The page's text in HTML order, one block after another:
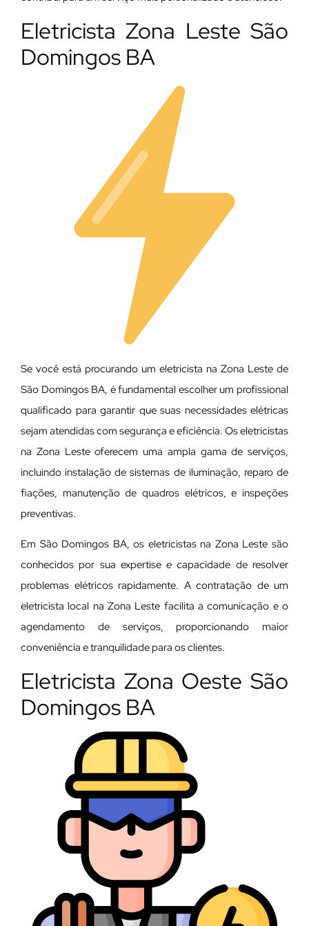
Eletricista Zona Leste São
Domingos BA
Se você está procurando um eletricista na Zona Leste de
São Domingos BA, é fundamental escolher um profissional
qualificado para garantir que suas necessidades elétricas
sejam atendidas com segurança e eficiência. Os eletricistas
na Zona Leste oferecem uma ampla gama de serviços,
incluindo instalação de sistemas de iluminação, reparo de
fiações, manutenção de quadros elétricos, e inspeções
preventivas.
Em São Domingos BA, os eletricistas na Zona Leste são
conhecidos por sua expertise e capacidade de resolver
problemas elétricos rapidamente. A contratação de um
eletricista local na Zona Leste facilita a comunicação e o
agendamento de serviços, proporcionando maior
conveniência e tranquilidade para os clientes.
Eletricista Zona Oeste São
Domingos BA